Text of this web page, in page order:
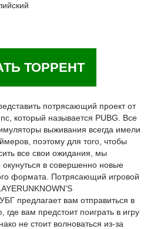
ТОРРЕНТ
потрясающий проект от
который называется PUBG. Все
выживания всегда имели
поэтому для того, чтобы
все свои ожидания, мы
в совершенно новые
формата. Потрясающий игровой
предлагает вам отправиться в
вам предстоит поиграть в игру
не стоит волноваться из-за